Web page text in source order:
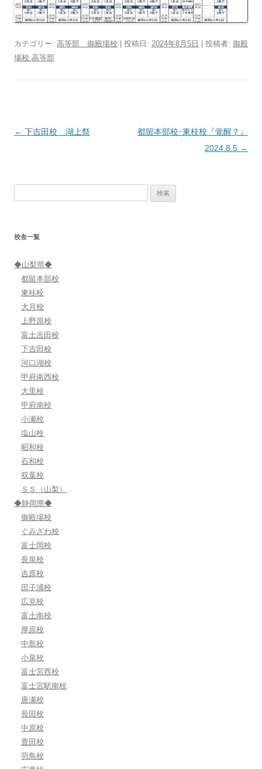
カテゴリー: 高等部 御殿場校 | 投稿日: 2024年8月5日 投稿者: 御殿
場校 高等部
投
ン
← 下吉田校 湖上祭
都留本部校･東桂校『覚醒？』
2024.8.5 →
校舎一覧
◆山梨県◆
都留本部校
東桂校
大月校
上野原校
富士吉田校
下吉田校
河口湖校
甲府南西校
大里校
甲府南校
小瀬校
塩山校
昭和校
石和校
双葉校
ＳＳ（山梨）
◆静岡県◆
御殿場校
ぐみざわ校
富士岡校
長泉校
吉原校
田子浦校
広見校
富士南校
厚原校
中島校
小泉校
富士宮西校
富士宮駅南校
唐瀬校
長田校
中原校
豊田校
羽鳥校